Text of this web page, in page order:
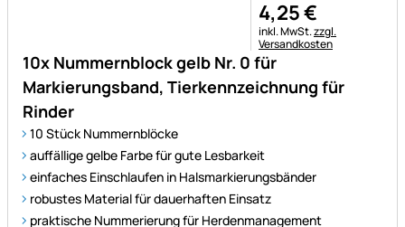
10x Nummernblock gelb Nr. 0 für
Markierungsband, Tierkennzeichnung für
Rinder
10 Stück Nummernblöcke
auffällige gelbe Farbe für gute Lesbarkeit
einfaches Einschlaufen in Halsmarkierungsbänder
robustes Material für dauerhaften Einsatz
praktische Nummerierung für Herdenmanagement
4,25€
Steuerhinweis:
inkl. MwSt.zzgl.
Versandkosten